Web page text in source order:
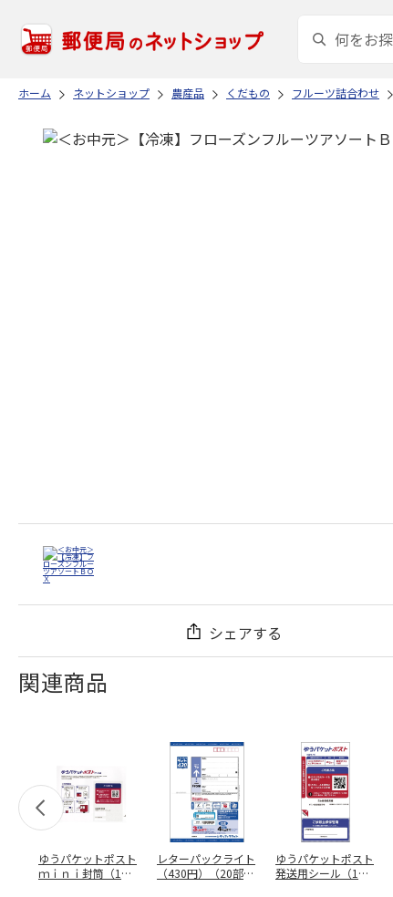
ホーム ネットショップ 農産品 くだもの フルーツ詰合わせ
シェアする
関連商品
ゆうパケットポスト
ｍｉｎｉ封筒（1個
レターパックライト
（430円）（20部セ
ゆうパケットポスト
発送用シール（1個